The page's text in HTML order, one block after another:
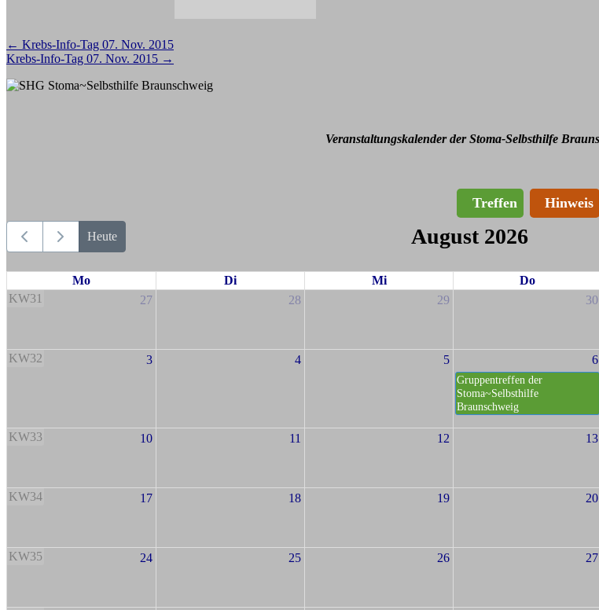
Beitragsnavigation
← Krebs-Info-Tag 07. Nov. 2015
Krebs-Info-Tag 07. Nov. 2015 →
Veranstaltungskalender der Stoma-Selbsthilfe
Treffen Hinweis
Heute August 2026
Mo Di Mi Do
KW31
27 28 29 30
KW32 3 4 5 6
Gruppentreffen der
Stoma~Selbsthilfe
Braunschweig
KW33 10 11 12 13
KW34 17 18 19 20
KW35 24 25 26 27